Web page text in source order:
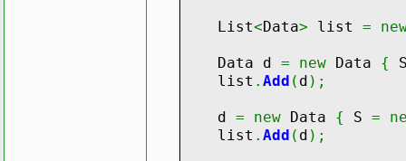
List<Data> list =
Data d = new Data {
list . Add ( d ) ;
d = new Data { S =
list . Add ( d ) ;